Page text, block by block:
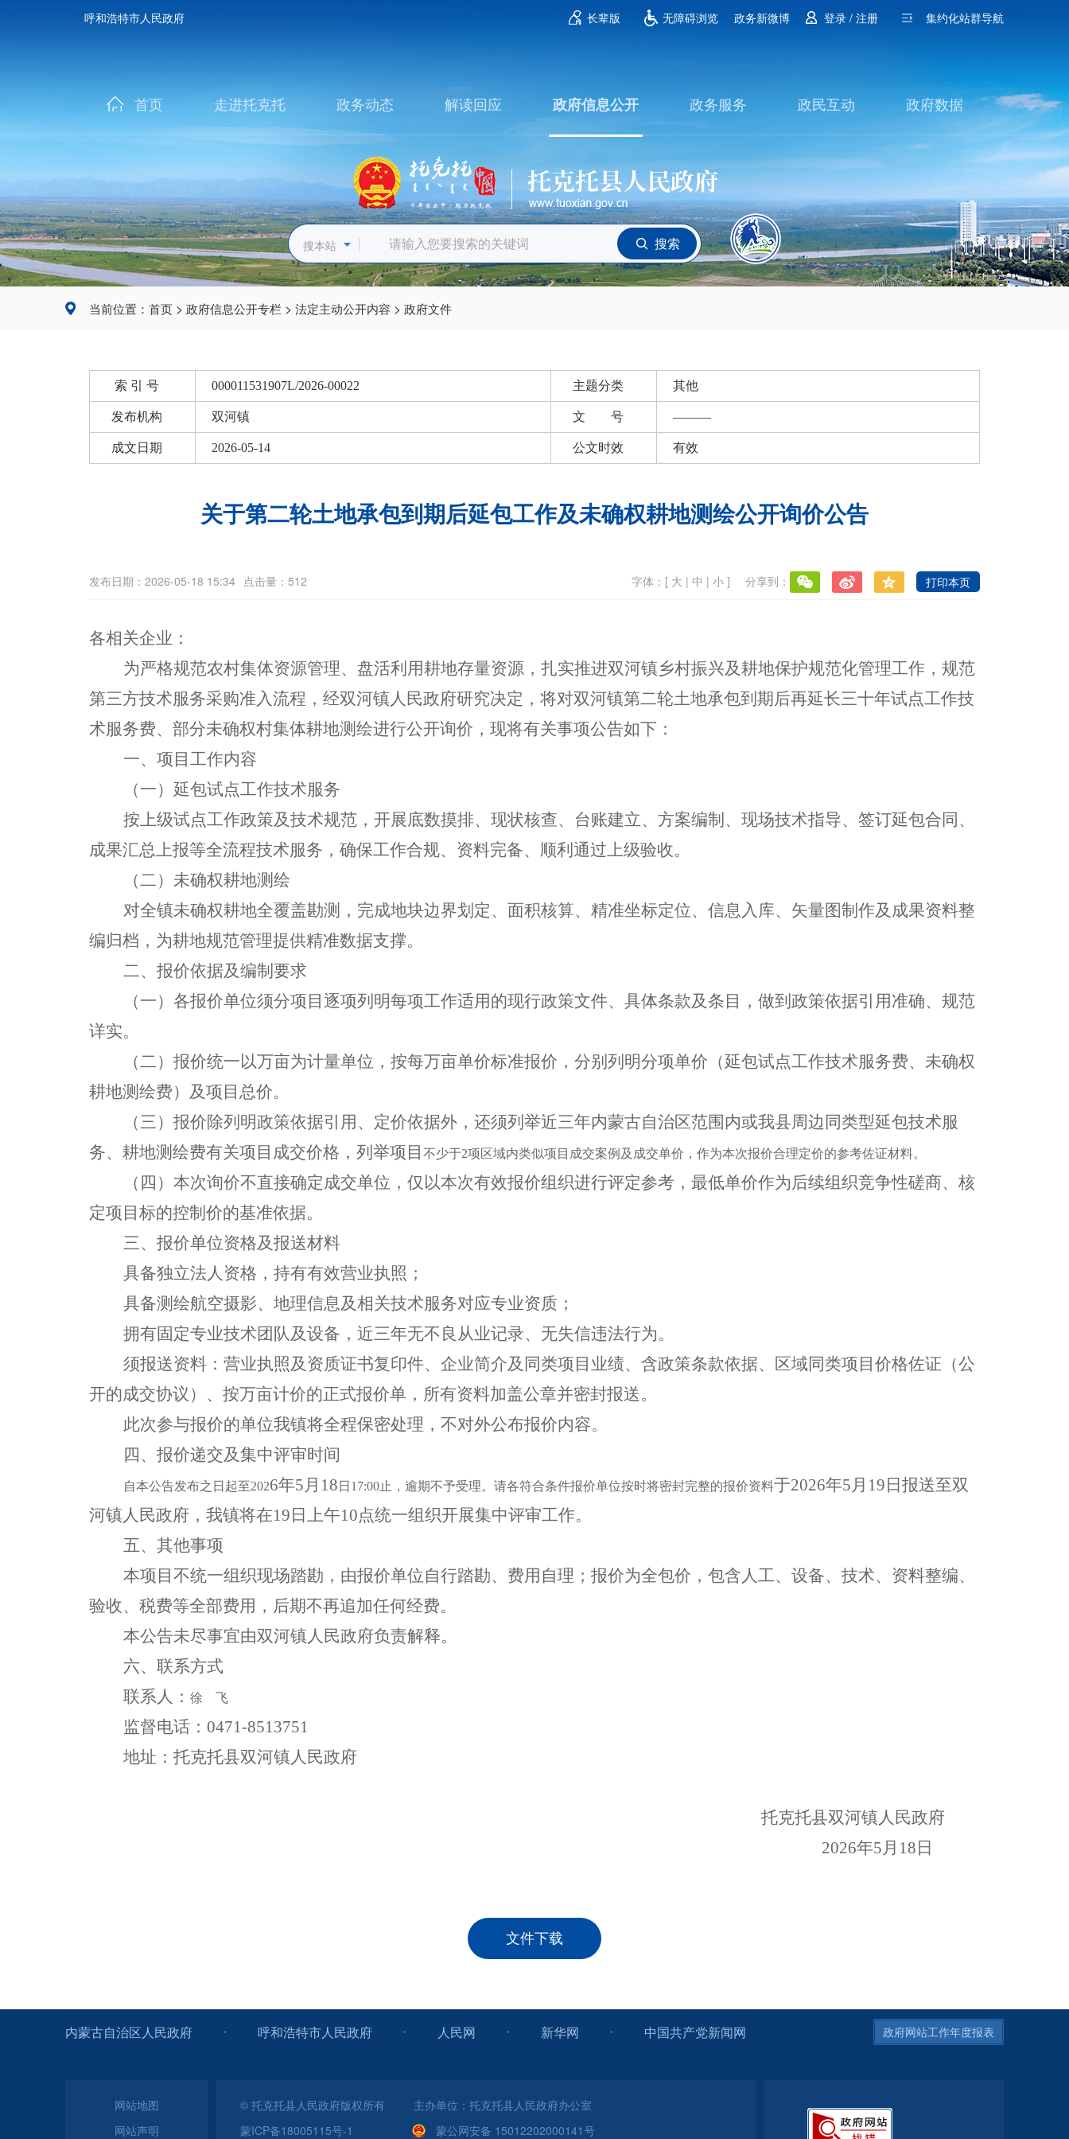
呼和浩特市人民政府 长辈版 无障碍浏览 政务新微博 登录 / 注册 集约化站群导航
首页 走进托克托 政务动态 解读回应 政府信息公开 政务服务 政民互动 政府数据
搜本站 搜索
当前位置： 首页 > 政府信息公开专栏 > 法定主动公开内容 > 政府文件
索 引 号 000011531907L/2026-00022 主题分类 其他
发布机构 双河镇 文 号 ———
成文日期 2026-05-14 公文时效 有效
关于第二轮土地承包到期后延包工作及未确权耕地测绘公开询价公告
发布日期：2026-05-18 15:34 点击量：512 字体：[ 大 | 中 | 小 ] 分享到： 打印本页
各相关企业：
为严格规范农村集体资源管理、盘活利用耕地存量资源， 扎实推进双河镇乡村振兴及耕地保护规范化管理工作， 规范
第三方技术服务采购准入流程，经双河镇人民政府研究决定，将对双河镇第二轮土地承包到期后再延长三十年试点工作技
术服务费、 部分未确权村集体耕地测绘进行公开询价，现将有关事项公告如下：
一、项目工作内容
（一） 延包试点工作技术服务
按上级试点工作政策及技术规范，开展底数摸排、现状核查、台账建立、方案编制、现场技术指导、 签订延包合同、
成果汇总上报等全流程技术服务，确保工作合规、资料完备、顺利通过上级验收。
（二）未确权耕地测绘
对全镇未确权耕地全覆盖勘测，完成地块边界划定、面积核算、精准坐标定位、信息入库、矢量图制作及成果资料整
编归档，为耕地规范管理提供精准数据支撑。
二、报价依据及编制要求
（一） 各报价单位须分项目逐项列明每项工作适用的现行政策文件、具体条款及条目，做到政策依据引用准确、规范
详实。
（二） 报价统一以万亩为计量单位，按每万亩单价标准报价，分别列明分项单价 （延包试点工作技术服务费、未确权
耕地测绘费） 及项目总价。
（三） 报价除列明政策依据引用 、 定价依据外，还须列举近三年内蒙古自治区范围内或我县周边同类型延包技术服
务、耕地测绘费有关项目 成交价格，列举项目 不少于2项区域内类似项目成交案例及成交单价，作为本次报价合理定价的参考佐证材料。
（ 四 ） 本次询价不直接确定成交单位，仅以本次有效报价组织进行评定参考， 最低单价作为后续组织竞争性磋商、核
定项目标的控制价的基准依据。
三、报价单位资格及报送材料
具备独立法人资格，持有有效营业执照；
具备测绘航空摄影、地理信息及相关技术服务对应专业资质；
拥有固定专业技术团队及设备，近三年无不良从业记录、无失信违法行为。
须报送资料：营业执照及资质证书复印件、 企业简介及同类项目业绩、含政策条款依据、区域同类项目价格佐证 （公
开的成交协议 ） 、按万亩计价的正式报价单，所有资料加盖公章并密封报送。
此次参与报价的单位我镇将全程保密处理，不对外公布报价内容。
四、报价递交及集中评审时间
自本公告发布之日起至2026年5月 18 日 17:00止，逾期不予受理。请各符合条件报价单位按时将密封完整的报价资料于2026年5月 19 日报送至双
河镇人民政府，我镇将在19日上午10点统一组织开展集中评审工作。
五、其他事项
本项目不统一组织现场踏勘，由报价单位自行踏勘、费用自理；报价为全包价，包含人工、设备、技术、资料整编、
验收、税费等全部费用，后期不再追加任何经费。
本公告未尽事宜由双河镇人民政府负责解释。
六、联系方式
联系人： 徐 飞
监督电话： 0471-8513751
地址： 托克托县双河镇人民政府
托克托县双河镇人民政府
2026年5月 18 日
文件下载
内蒙古自治区人民政府 呼和浩特市人民政府 人民网 新华网 中国共产党新闻网 政府网站工作年度报表
网站地图
网站声明
© 托克托县人民政府版权所有 主办单位：托克托县人民政府办公室
蒙ICP备18005115号-1
蒙公网安备 15012202000141号